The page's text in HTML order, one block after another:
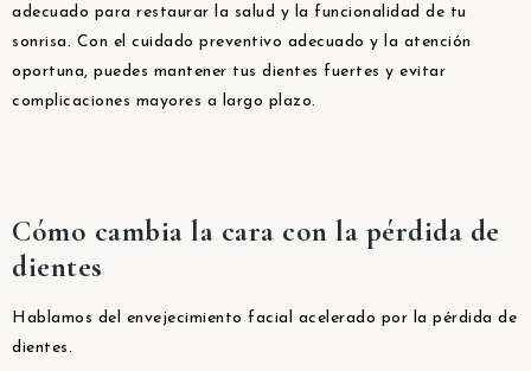
adecuado para restaurar la salud y la funcionalidad de tu
sonrisa. Con el cuidado preventivo adecuado y la atención
oportuna, puedes mantener tus dientes fuertes y evitar
complicaciones mayores a largo plazo.
Cómo cambia la cara con la pérdida de
dientes
Hablamos del envejecimiento facial acelerado por la pérdida de
dientes.